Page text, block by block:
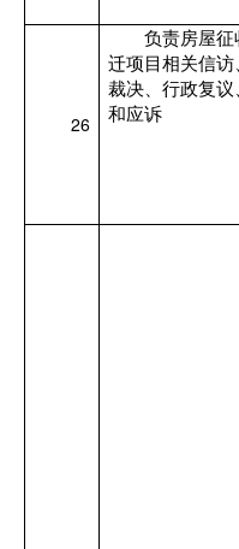
26
负责房屋
迁项目相关信
裁决、行政复
和应诉